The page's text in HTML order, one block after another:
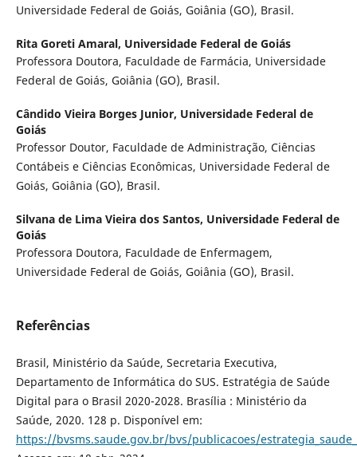
Universidade Federal de Goiás, Goiânia (GO), Brasil.
Rita Goreti Amaral, Universidade Federal de Goiás
Professora Doutora, Faculdade de Farmácia, Universidade
Federal de Goiás, Goiânia (GO), Brasil.
Cândido Vieira Borges Junior, Universidade Federal de
Goiás
Professor Doutor, Faculdade de Administração, Ciências
Contábeis e Ciências Econômicas, Universidade Federal de
Goiás, Goiânia (GO), Brasil.
Silvana de Lima Vieira dos Santos, Universidade Federal de
Goiás
Professora Doutora, Faculdade de Enfermagem,
Universidade Federal de Goiás, Goiânia (GO), Brasil.
Referências
Brasil, Ministério da Saúde, Secretaria Executiva,
Departamento de Informática do SUS. Estratégia de Saúde
Digital para o Brasil 2020-2028. Brasília : Ministério da
Saúde, 2020. 128 p. Disponível em:
https://bvsms.saude.gov.br/bvs/publicacoes/